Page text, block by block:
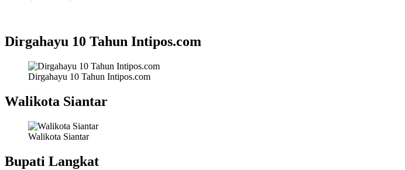
Dirgahayu 10 Tahun Intipos.com
Dirgahayu 10 Tahun Intipos.com
Walikota Siantar
Walikota Siantar
Bupati Langkat